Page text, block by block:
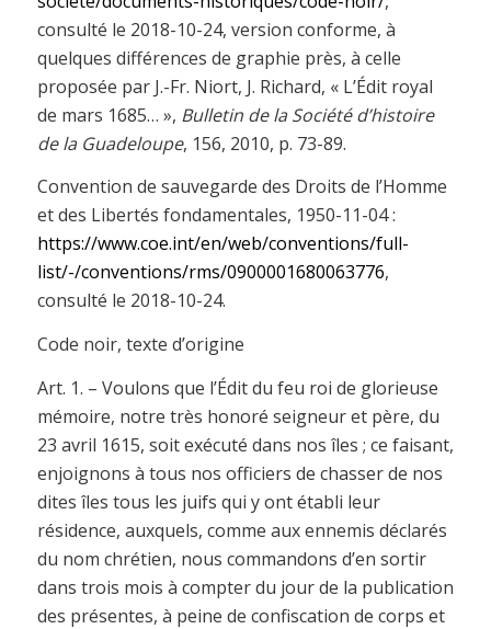
consulté le 2018-10-24, version conforme, à
quelques différences de graphie près, à celle
proposée par J.-Fr. Niort, J. Richard, « L’Édit royal
de mars 1685… », Bulletin de la Société d’histoire
de la Guadeloupe, 156, 2010, p. 73-89.
Convention de sauvegarde des Droits de l’Homme
et des Libertés fondamentales, 1950-11-04 :
https://www.coe.int/en/web/conventions/full-
list/-/conventions/rms/0900001680063776,
consulté le 2018-10-24.
Code noir, texte d’origine
Art. 1. – Voulons que l’Édit du feu roi de glorieuse
mémoire, notre très honoré seigneur et père, du
23 avril 1615, soit exécuté dans nos îles ; ce faisant,
enjoignons à tous nos officiers de chasser de nos
dites îles tous les juifs qui y ont établi leur
résidence, auxquels, comme aux ennemis déclarés
du nom chrétien, nous commandons d’en sortir
dans trois mois à compter du jour de la publication
des présentes, à peine de confiscation de corps et